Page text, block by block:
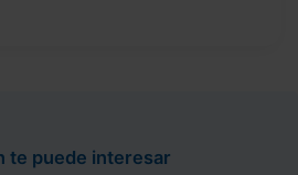
te puede interesar